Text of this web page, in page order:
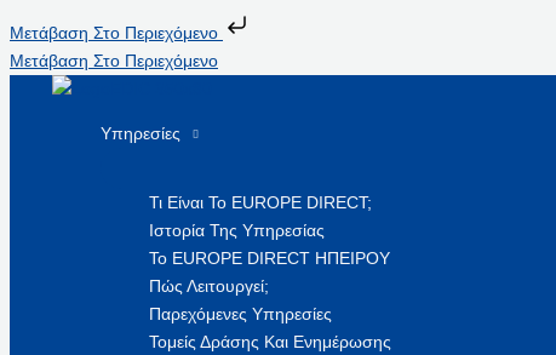
Μετάβαση Στο Περιεχόμενο
Μετάβαση Στο Περιεχόμενο
Υπηρεσίες
Τι Είναι Το EUROPE DIRECT;
Ιστορία Της Υπηρεσίας
Το EUROPE DIRECT ΗΠΕΙΡΟΥ
Πώς Λειτουργεί;
Παρεχόμενες Υπηρεσίες
Τομείς Δράσης Και Ενημέρωσης